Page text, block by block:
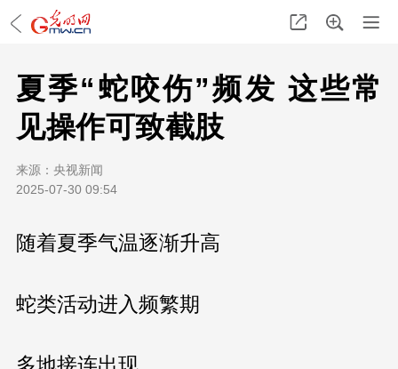
夏季“蛇咬伤”频发 这些常
见操作可致截肢
来源： 央视新闻
2025-07-30 09:54
随着夏季气温逐渐升高
蛇类活动进入频繁期